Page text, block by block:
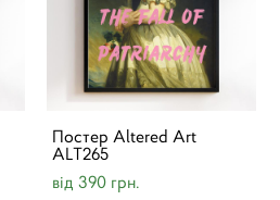
Постер Altered Art
ALT265
від 390 грн.